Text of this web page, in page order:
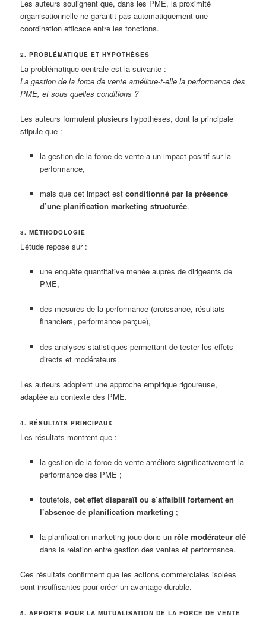
Les auteurs soulignent que, dans les PME, la proximité
organisationnelle ne garantit pas automatiquement une
coordination efficace entre les fonctions.
2. PROBLÉMATIQUE ET HYPOTHÈSES
La problématique centrale est la suivante :
La gestion de la force de vente améliore-t-elle la performance des
PME, et sous quelles conditions ?
Les auteurs formulent plusieurs hypothèses, dont la principale
stipule que :
la gestion de la force de vente a un impact positif sur la
performance,
mais que cet impact est conditionné par la présence
d’une planification marketing structurée.
3. MÉTHODOLOGIE
L’étude repose sur :
une enquête quantitative menée auprès de dirigeants de
PME,
des mesures de la performance (croissance, résultats
financiers, performance perçue),
des analyses statistiques permettant de tester les effets
directs et modérateurs.
Les auteurs adoptent une approche empirique rigoureuse,
adaptée au contexte des PME.
4. RÉSULTATS PRINCIPAUX
Les résultats montrent que :
la gestion de la force de vente améliore significativement la
performance des PME ;
toutefois, cet effet disparaît ou s’affaiblit fortement en
l’absence de planification marketing ;
la planification marketing joue donc un rôle modérateur clé
dans la relation entre gestion des ventes et performance.
Ces résultats confirment que les actions commerciales isolées
sont insuffisantes pour créer un avantage durable.
5. APPORTS POUR LA MUTUALISATION DE LA FORCE DE VENTE